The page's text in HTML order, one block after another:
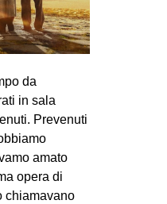
da
in sala
Prevenuti
amato
opera di
chiamavano